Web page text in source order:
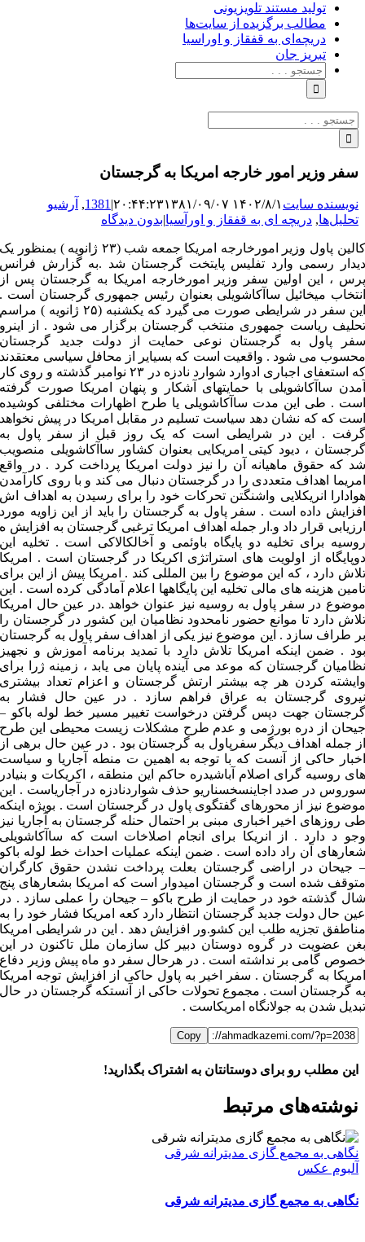
تولید مستند تلویزیونی
مطالب برگزیده از سایت‌ها
دریچه‌ای به قفقاز و اوراسیا
تبریزِ جان
جستجو
برای:
جستجو
برای:
سفر وزیر امور خارجه امریکا به گرجستان
نویسنده سایت ۱۴۰۲/۸/۱ ۲۰:۴۴:۲۳ ۱۳۸۱/۰۹/۰۷ |
1381
, آرشیو
تحلیل‌ها, دریچه ای به قفقاز و اورآسیا|بدون دیدگاه
کالین پاول وزیر امورخارجه امریکا جمعه شب (۲۳ ژانویه ) بمنظور یک
دیدار رسمی وارد تفلیس پایتخت گرجستان شد .به گزارش فرانس
پرس ، این اولین سفر وزیر امورخارجه امریکا به گرجستان پس از
انتخاب میخائیل ساآکاشویلی بعنوان رئیس جمهوری گرجستان است .
این سفر در شرایطی صورت می گیرد که یکشنبه (۲۵ ژانویه ) مراسم
تحلیف ریاست جمهوری منتخب گرجستان برگزار می شود . از اینرو
سفر پاول به گرجستان نوعی حمایت از دولت جدید گرجستان
محسوب می شود . واقعیت است که بسیایر از محافل سیاسی معتقدند
که استعفای اجباری ادوارد شوارد نادزه در ۲۳ نوامبر گذشته و روی کار
آمدن ساآکاشویلی با حمایتهای آشکار و پنهان امریکا صورت گرفته
است . طی این مدت ساآکاشویلی یا طرح اظهارات مختلفی کوشیده
است که که نشان دهد سیاست تسلیم در مقابل امریکا در پیش نخواهد
گرفت . این در شرایطی است که یک روز قبل از سفر پاول به
گرجستان ، دیود کیتی امریکایی بعنوان کشاور ساآکاشویلی منصویب
شد که حقوق ماهیانه آن را نیز دولت امریکا پرداخت کرد . در واقع
امریما اهداف متعددی را در گرجستان دنبال می کند و با روی کارآمدن
هوادارا انریکلایی واشنگتن تحرکات خود را برای رسیدن به اهداف اش
افزایش داده است . سفر پاول به گرجستان را باید از این زاویه مورد
ارزیابی قرار داد و.ار جمله اهداف امریکا ترغبی گرجستان به افزایش ه
روسیه برای تخلیه دو پایگاه باوئمی و آخالکالاکی است . تخلیه این
دوپایگاه از اولویت های استراتژی اکریکا در گرجستان است . امریکا
تلاش دارد ، که این موضوع را بین المللی کند . امریکا پیش از این برای
تامین هزینه های مالی تخلیه این پایگاهها اعلام آمادگی کرده است . این
موضوع در سفر پاول به روسیه نیز عنوان خواهد .در عین حال امریکا
تلاش دارد تا موانع حضور نامحدود نظامیان این کشور در گرجستان را
بر طراف سازد . این موضوع نیز یکی از اهداف سفر پاول به گرجستان
بود . ضمن اینکه امریکا تلاش دارد با تمدید برنامه آموزش و نجهیز
نظامیان گرجستان که موعد می آینده پایان می یابد ، زمینه ژرا برای
وایشته کردن هر چه بیشتر ارتش گرجستان و اعزام تعداد بیشتری
نیروی گرجستان به عراق فراهم سازد . در عین حال فشار به
گرجستان جهت دپس گرفتن درخواست تغییر مسیر خط لوله باکو –
جیحان از دره بورژمی و عدم طرح مشکلات زیست محیطی این طرح
از جمله اهداف دیگر سفرپاول به گرجستان بود . در عین حال برهی از
اخبار حاکی از آنست که با توجه به اهمین ت منطه آجاریا و سیاست
های روسیه گرای اصلام آباشیدره حاکم این منطقه ، اکریکات و بنیادر
سوروس در صدد اجاینسخسناریو حذف شواردنادزه در آجاریاست . این
موضوع نیز از محورهای گفتگوی پاول در گرجستان است . بویژه اینکه
طی روزهای اخیر اخباری مبنی بر احتمال حنله گرجستان به آجاریا نیز
وجو د دارد . از انریکا برای انجام اصلاخات است که ساآکاشویلی
شعارهای آن راد داده است . ضمن اینکه عملیات احداث خط لوله باکو
– جیحان در اراضی گرجستان بعلت پرداخت نشدن حقوق کارگران
متوقف شده است و گرجستان امیدوار است که امریکا بشعارهای پنج
شال گذشته خود در حمایت از طرح باکو – جیحان را عملی سازد . در
عین حال دولت جدید گرجستان انتظار دارد کعه امریکا فشار خود را به
مناطفق تجزیه طلب این کشو.ور افزایش دهد . این در شرایطی امریکا
بغن عضویت در گروه دوستان دبیر کل سازمان ملل تاکنون در این
خصوص گامی بر نداشته است . در هرحال سفر دو ماه پیش وزیر دفاع
امریکا به گرجستان . سفر اخیر به پاول حاکی از افزایش توجه امریکا
به گرجستان است . مجموع تحولات حاکی از آنستکه گرجستان در حال
تبدیل شدن به جولانگاه امریکاست .
Copy
این مطلب رو برای دوستانتان به اشتراک بگذارید!
FacebookX
LinkedIn
WhatsApp
Telegram
ایمیل
نوشته‌‌های مرتبط
نگاهی به مجمع گازی مدیترانه شرقی
آلبوم عکس
نگاهی به مجمع گازی مدیترانه شرقی